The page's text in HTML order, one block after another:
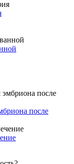
после